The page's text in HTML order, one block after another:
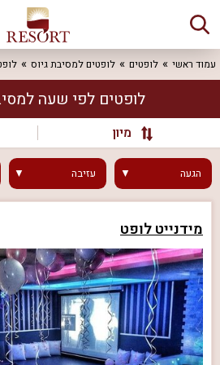
עמוד ראשי לופטים לופטים למסיבת גיוס
לופטים לפי שעה
מיון
הגעה עזיבה
מידנייט לופט